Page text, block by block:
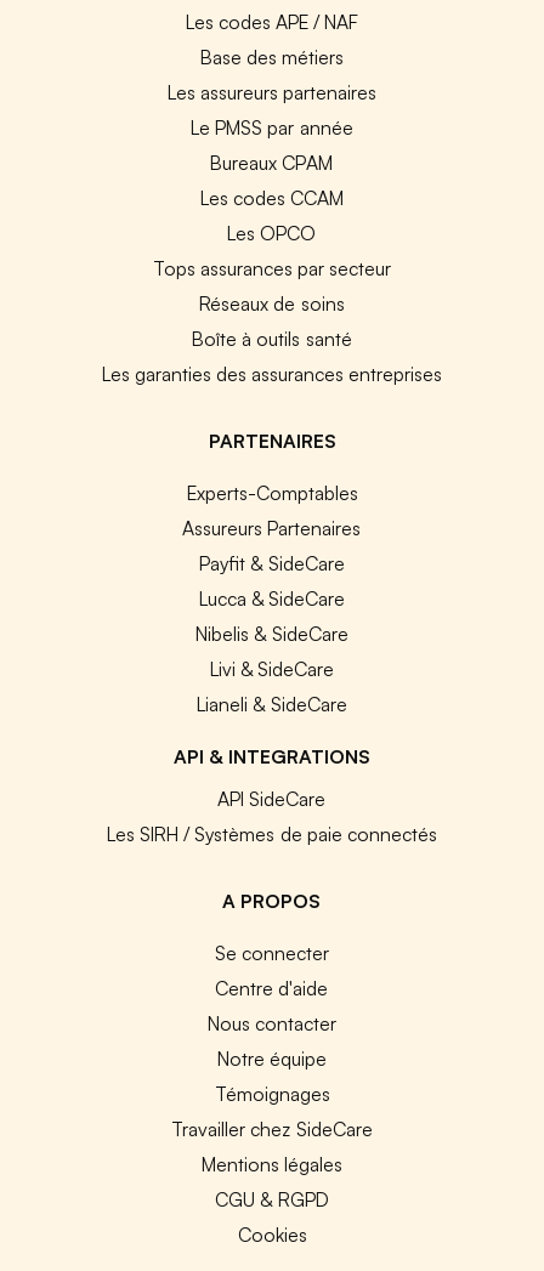
Les codes APE / NAF
Base des métiers
Les assureurs partenaires
Le PMSS par année
Bureaux CPAM
Les codes CCAM
Les OPCO
Tops assurances par secteur
Réseaux de soins
Boîte à outils santé
Les garanties des assurances entreprises
PARTENAIRES
Experts-Comptables
Assureurs Partenaires
Payfit & SideCare
Lucca & SideCare
Nibelis & SideCare
Livi & SideCare
Lianeli & SideCare
API & INTEGRATIONS
API SideCare
Les SIRH / Systèmes de paie connectés
A PROPOS
Se connecter
Centre d'aide
Nous contacter
Notre équipe
Témoignages
Travailler chez SideCare
Mentions légales
CGU & RGPD
Cookies